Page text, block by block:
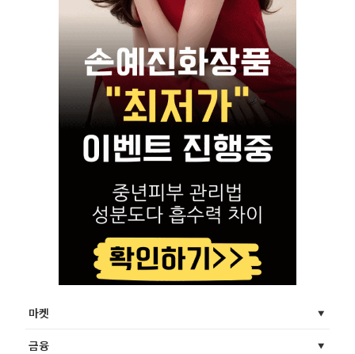
마켓
금융